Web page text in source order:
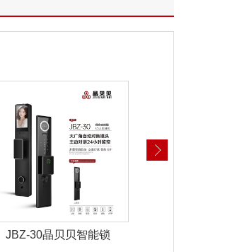
JBZ-30晶贝贝智能锁